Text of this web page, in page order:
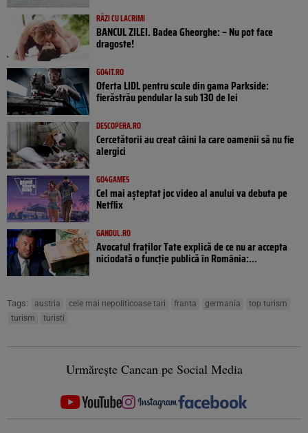
RÂZI CU LACRIMI
BANCUL ZILEI. Badea Gheorghe: – Nu pot face
dragoste!
GO4IT.RO
Oferta LIDL pentru scule din gama Parkside:
fierăstrău pendular la sub 130 de lei
DESCOPERA.RO
Cercetătorii au creat câini la care oamenii să nu fie
alergici
GO4GAMES
Cel mai așteptat joc video al anului va debuta pe
Netflix
GANDUL.RO
Avocatul fraților Tate explică de ce nu ar accepta
niciodată o funcție publică în România:...
Tags: austria cele mai nepoliticoase tari franta germania
top turism
turism
turisti
Urmărește Cancan pe Social Media